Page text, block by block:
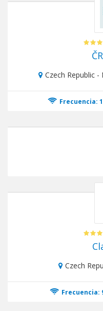
Czech Republic
Frecuencia:
Czech
Frecuencia: